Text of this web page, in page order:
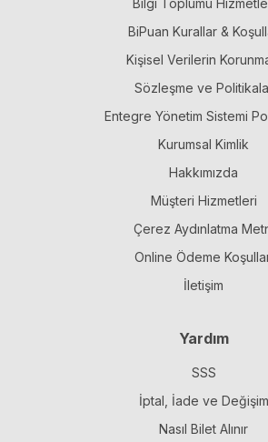
Bilgi Toplumu
BiPuan Kurallar &
Kişisel Verilerin
Sözleşme ve
Entegre Yönetim Sistemi
Kurumsal Kimlik
Hakkımızda
Müşteri Hizmetleri
Çerez Aydınlatma
Online Ödeme
İletişim
Yardım
SSS
İptal, İade ve Değişim
Nasıl Bilet Alınır